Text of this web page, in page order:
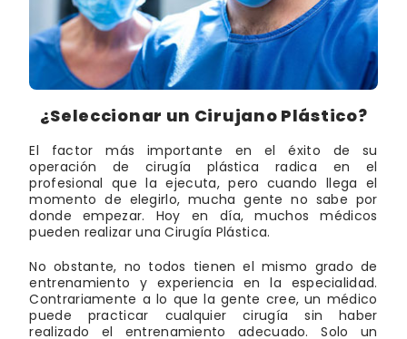
¿Seleccionar un Cirujano Plástico?
El factor más importante en el éxito de su
operación de cirugía plástica radica en el
profesional que la ejecuta, pero cuando llega el
momento de elegirlo, mucha gente no sabe por
donde empezar. Hoy en día, muchos médicos
pueden realizar una Cirugía Plástica.
No obstante, no todos tienen el mismo grado de
entrenamiento y experiencia en la especialidad.
Contrariamente a lo que la gente cree, un médico
puede practicar cualquier cirugía sin haber
realizado el entrenamiento adecuado. Solo un